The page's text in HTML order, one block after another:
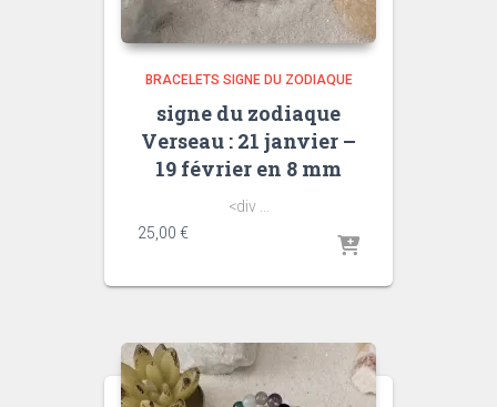
BRACELETS SIGNE DU ZODIAQUE
signe du zodiaque
Verseau : 21 janvier –
19 février en 8 mm
<div ...
25,00 €